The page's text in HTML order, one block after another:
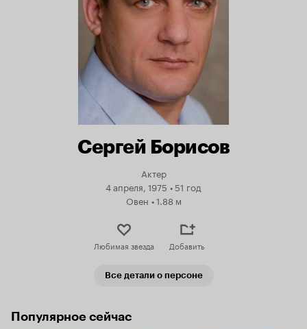
Сергей Борисов
Актер
4 апреля, 1975 •51 год
Овен •1.88 м
Любимая звезда Добавить
Все детали о персоне
Популярное сейчас